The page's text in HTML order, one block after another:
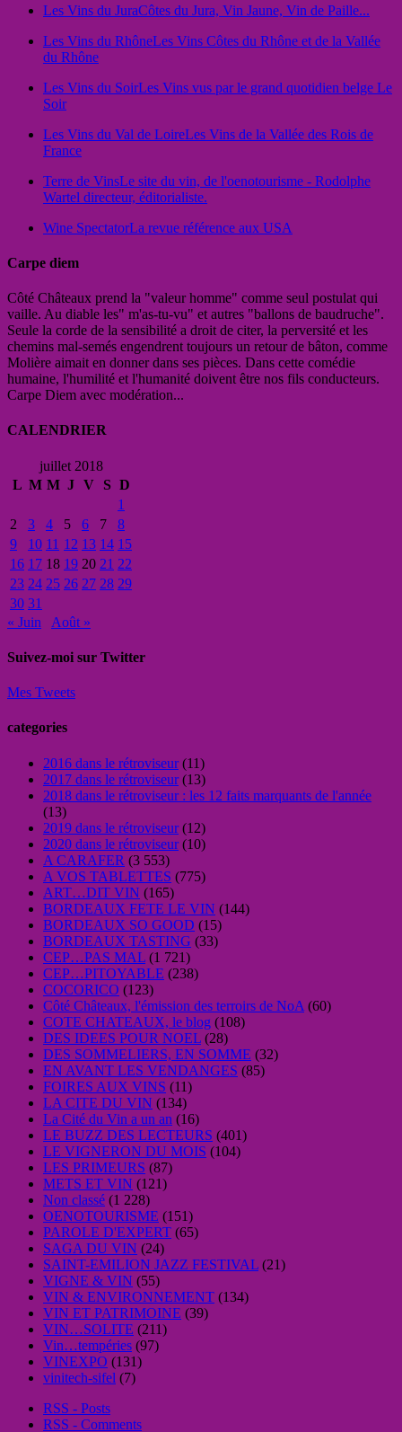
Les Vins du JuraCôtes du Jura, Vin Jaune, Vin de Paille...
Les Vins du RhôneLes Vins Côtes du Rhône et de la Vallée
du Rhône
Les Vins du SoirLes Vins vus par le grand quotidien belge Le
Soir
Les Vins du Val de LoireLes Vins de la Vallée des Rois de
France
Terre de VinsLe site du vin, de l'oenotourisme - Rodolphe
Wartel directeur, éditorialiste.
Wine SpectatorLa revue référence aux USA
Carpe diem
Côté Châteaux prend la "valeur homme" comme seul postulat qui
vaille. Au diable les" m'as-tu-vu" et autres "ballons de baudruche".
Seule la corde de la sensibilité a droit de citer, la perversité et les
chemins mal-semés engendrent toujours un retour de bâton, comme
Molière aimait en donner dans ses pièces. Dans cette comédie
humaine, l'humilité et l'humanité doivent être nos fils conducteurs.
Carpe Diem avec modération...
CALENDRIER
juillet 2018
L M M J V S D
1
2
3 4 5 6 7
8
9
10 11 12 13 14 15
16 17 18 19 20 21 22
23 24 25 26 27 28 29
30 31
« Juin
Août »
Suivez-moi sur Twitter
Mes Tweets
categories
2016 dans le rétroviseur(11)
2017 dans le rétroviseur(13)
2018 dans le rétroviseur : les 12 faits marquants de l'année
(13)
2019 dans le rétroviseur(12)
2020 dans le rétroviseur(10)
A CARAFER (3 553)
A VOS TABLETTES (775)
ART…DIT VIN (165)
BORDEAUX FETE LE VIN (144)
BORDEAUX SO GOOD (15)
BORDEAUX TASTING (33)
CEP…PAS MAL (1 721)
CEP…PITOYABLE (238)
COCORICO (123)
Côté Châteaux, l'émission des terroirs de NoA (60)
COTE CHATEAUX, le blog (108)
DES IDEES POUR NOEL (28)
DES SOMMELIERS, EN SOMME (32)
EN AVANT LES VENDANGES (85)
FOIRES AUX VINS (11)
LA CITE DU VIN (134)
La Cité du Vin a un an (16)
LE BUZZ DES LECTEURS (401)
LE VIGNERON DU MOIS (104)
LES PRIMEURS (87)
METS ET VIN (121)
Non classé (1 228)
OENOTOURISME (151)
PAROLE D'EXPERT (65)
SAGA DU VIN (24)
SAINT-EMILION JAZZ FESTIVAL (21)
VIGNE & VIN (55)
VIN & ENVIRONNEMENT (134)
VIN ET PATRIMOINE (39)
VIN…SOLITE (211)
Vin…tempéries (97)
VINEXPO (131)
vinitech-sifel (7)
RSS - Posts
RSS - Comments